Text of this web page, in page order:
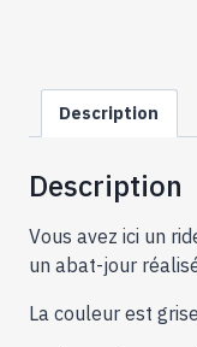
Description
Description
Vous avez ici un
un abat-jour
La couleur est